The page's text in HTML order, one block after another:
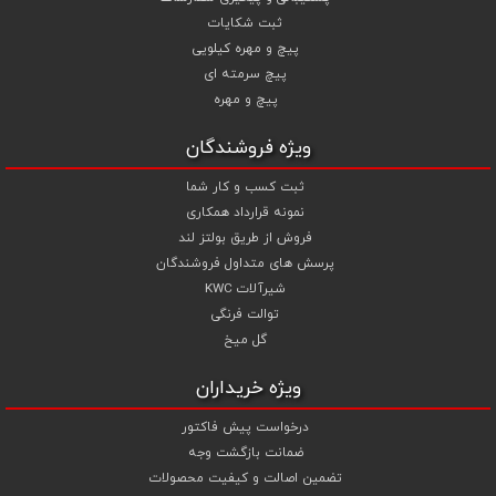
همچنین می توانید با افزودن ردیف آبکاری گالوانیزاسیون سرد ،
آبکاری گالوانیزاسیون گرم و آبکاری داکرومات (زرد و سفید) جهت پیچ و
مهره های انتخابی خود قیمت را محاسبه و اقدام به سفارش نمایید .
شما می توانید جهت استعلام قیمت پیچ و مهره و خرید انواع پیچ و
صنعتی خود بهترین استفاده را نمایید .
ثبت شکایات
پیچ و مهره کیلویی
پیچ سرمته ای
پیچ و مهره
ویژه فروشندگان
ثبت کسب و کار شما
نمونه قرارداد همکاری
فروش از طریق بولتز لند
پرسش های متداول فروشندگان
شیرآلات KWC
توالت فرنگی
گل میخ
ویژه خریداران
درخواست پیش فاکتور
ضمانت بازگشت وجه
تضمین اصالت و کیفیت محصولات